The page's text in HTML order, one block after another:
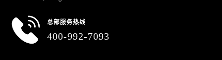
总部服务热线
400-992-7093